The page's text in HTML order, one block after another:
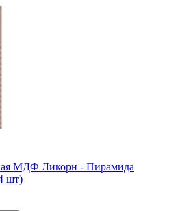
МДФ Ликорн - Пирамида
шт)